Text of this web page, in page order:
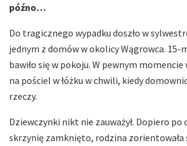
późno…
Do tragicznego wypadku doszło w
jednym z domów w okolicy Wągrowca. 15-
bawiło się w pokoju. W pewnym momencie
na pościel w łóżku w chwili, kiedy
rzeczy.
Dziewczynki nikt nie zauważył. Dopiero po
skrzynię zamknięto, rodzina zorientowała